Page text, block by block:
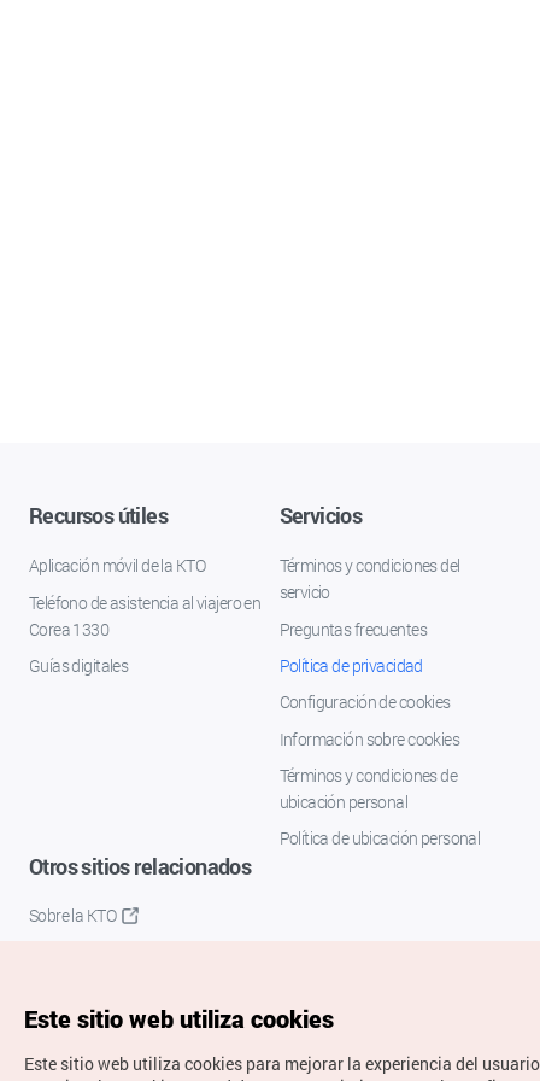
Recursos útiles
Aplicación móvil de la KTO
Teléfono de asistencia al viajero en
Corea 1330
Guías digitales
Servicios
Términos y condiciones del
servicio
Preguntas frecuentes
Política de privacidad
Configuración de cookies
Información sobre cookies
Términos y condiciones de
ubicación personal
Política de ubicación personal
Otros sitios relacionados
Sobre la KTO
Este sitio web utiliza cookies
Este sitio web utiliza cookies para mejorar la experiencia del